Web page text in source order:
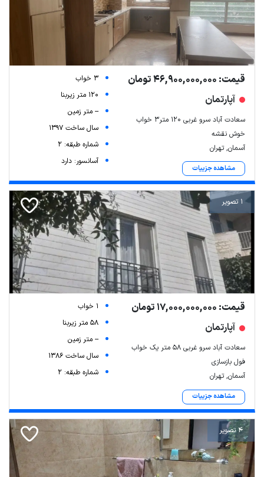
Leaflet | Map data ©ariamarz.com
قیمت: 46,900,000,000 تومان
آپارتمان
سعادت آباد سرو غربی ۱۲۰ متر۳ خواب
خوش نقشه
آسمان, تهران
مشاهده جزییات
3 خواب
120 متر زیربنا
-- متر زمین
سال ساخت 1397
شماره طبقه: 2
آسانسور: دارد
1 تصویر
قیمت: 17,000,000,000 تومان
آپارتمان
سعادت آباد سرو غربی ۵۸ متر یک خواب
فول بازسازی
آسمان, تهران
مشاهده جزییات
1 خواب
58 متر زیربنا
-- متر زمین
سال ساخت 1386
شماره طبقه: 2
4 تصویر